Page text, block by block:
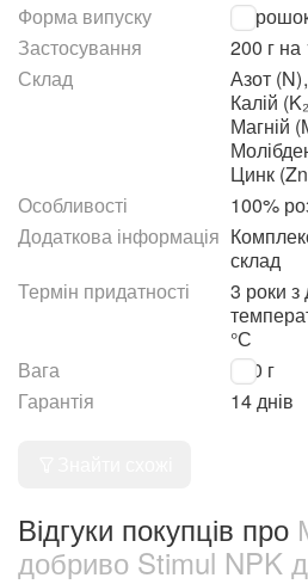
Форма випуску
Застосування
200 г
Склад
Азот (N),
Калій
Магній
Цинк
Особливості
100%
Додаткова інформація
склад
Термін придатності
3 роки з
°С
Вага
200 г
Гарантія
14 днів
Відгуки покупців про
добриво Stimul NPK